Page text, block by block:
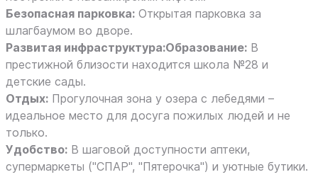
Безопасная парковка: Открытая парковка за
шлагбаумом во дворе.
Развитая инфраструктура:Образование: В
престижной близости находится школа №28 и
детские сады.
Отдых: Прогулочная зона у озера с лебедями –
идеальное место для досуга пожилых людей и не
только.
Удобство: В шаговой доступности аптеки,
супермаркеты ("СПАР", "Пятерочка") и уютные бутики.